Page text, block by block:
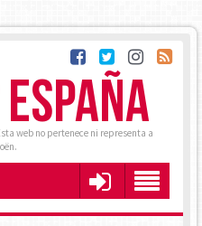
web no pertenece ni representa a